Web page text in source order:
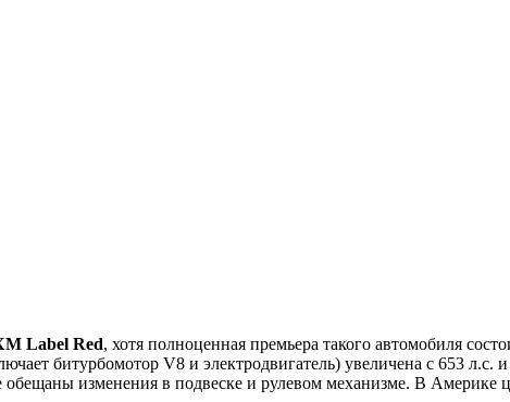
Label Red, хотя полноценная премьера такого автомобиля
битурбомотор V8 и электродвигатель) увеличена с 653
изменения в подвеске и рулевом механизме. В Америке